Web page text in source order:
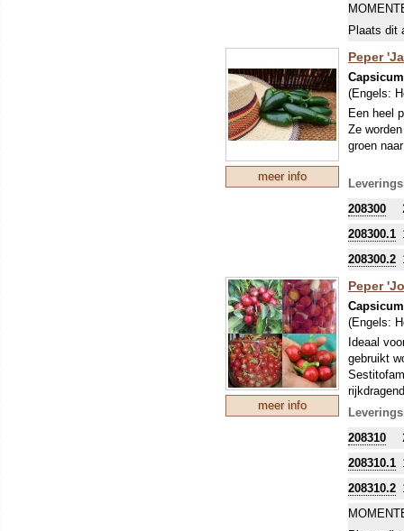
Plaats dit
meer info
Peper
(Engels:
Een heel
Ze
groen
208300
208300.1
208300.2
meer info
Peper
(Engels:
Ideaal
gebruikt
naar
208310
208310.1
208310.2